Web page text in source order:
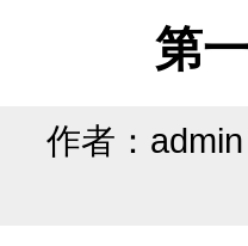
第
作者：